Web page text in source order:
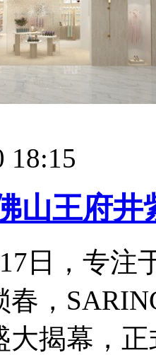
18:15
山王府井
日，专注
春，
大揭幕，